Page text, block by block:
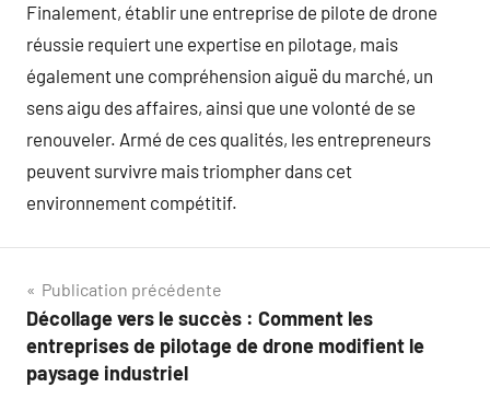
Finalement, établir une entreprise de pilote de drone
réussie requiert une expertise en pilotage, mais
également une compréhension aiguë du marché, un
sens aigu des affaires, ainsi que une volonté de se
renouveler. Armé de ces qualités, les entrepreneurs
peuvent survivre mais triompher dans cet
environnement compétitif.
Navigation
de
l’article
Publication précédente
Décollage vers le succès : Comment les
entreprises de pilotage de drone modifient le
paysage industriel